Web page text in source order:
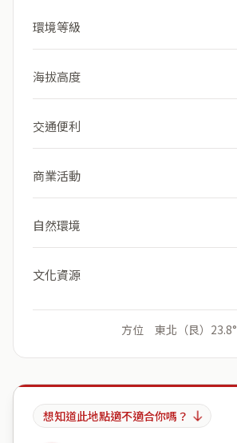
環境等級
海拔高度
交通便利
商業活動
自然環境
文化資源
方位 東北（艮）23.8°
想知道此地點適不適合你嗎？